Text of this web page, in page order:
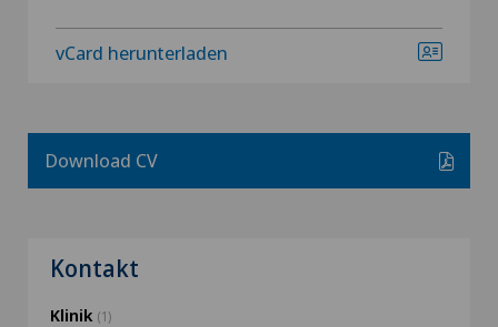
vCard herunterladen
Download CV
Kontakt
Klinik (1)